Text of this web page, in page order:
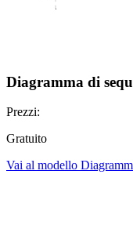
Diagramma di
Prezzi:
Gratuito
Vai al modello